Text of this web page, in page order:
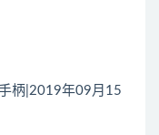
柄|2019年09月15